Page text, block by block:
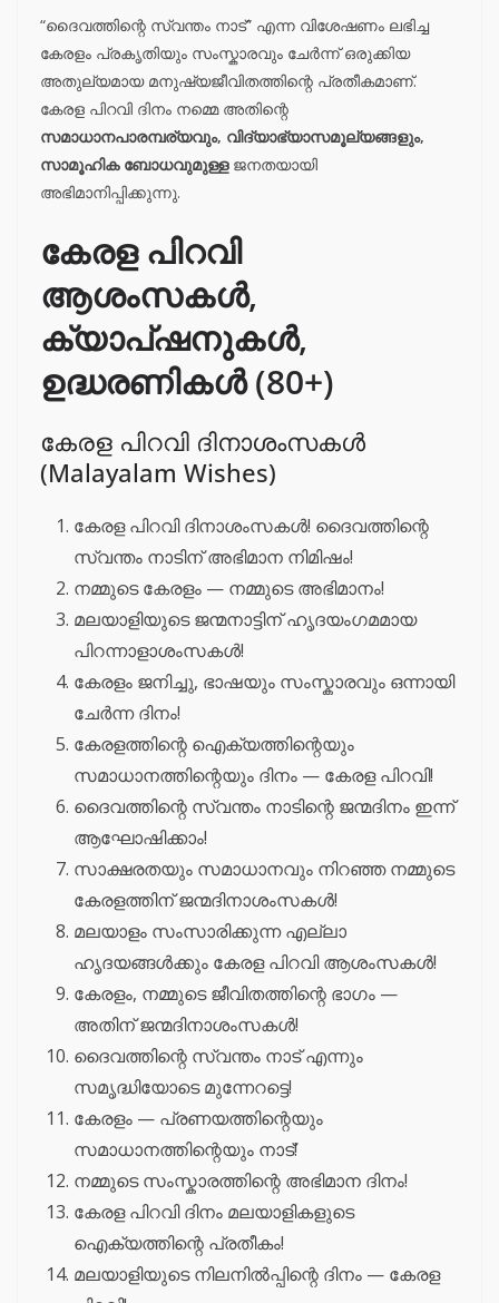
“ദൈവത്തിന്റെ സ്വന്തം നാട്” എന്ന വിശേഷണം ലഭിച്ച
കേരളം പ്രകൃതിയും സംസ്കാരവും ചേർന്ന് ഒരുക്കിയ
അതുല്യമായ മനുഷ്യജീവിതത്തിന്റെ പ്രതീകമാണ്.
കേരള പിറവി ദിനം നമ്മെ അതിന്റെ
സമാധാനപാരമ്പര്യവും, വിദ്യാഭ്യാസമൂല്യങ്ങളും,
സാമൂഹിക ബോധവുമുള്ളജനതയായി
അഭിമാനിപ്പിക്കുന്നു.
കേരള പിറവി
ആശംസകൾ,
ക്യാപ്ഷനുകൾ,
ഉദ്ധരണികൾ (80+)
കേരള പിറവി ദിനാശംസകൾ
(Malayalam Wishes)
കേരള പിറവി ദിനാശംസകൾ! ദൈവത്തിന്റെ
സ്വന്തം നാടിന് അഭിമാന നിമിഷം!
നമ്മുടെ കേരളം — നമ്മുടെ അഭിമാനം!
മലയാളിയുടെ ജന്മനാട്ടിന് ഹൃദയംഗമമായ
പിറന്നാളാശംസകൾ!
കേരളം ജനിച്ചു, ഭാഷയും സംസ്കാരവും ഒന്നായി
ചേർന്ന ദിനം!
കേരളത്തിന്റെ ഐക്യത്തിന്റെയും
സമാധാനത്തിന്റെയും ദിനം — കേരള പിറവി!
ദൈവത്തിന്റെ സ്വന്തം നാടിന്റെ ജന്മദിനം ഇന്ന്
ആഘോഷിക്കാം!
സാക്ഷരതയും സമാധാനവും നിറഞ്ഞ നമ്മുടെ
കേരളത്തിന് ജന്മദിനാശംസകൾ!
മലയാളം സംസാരിക്കുന്ന എല്ലാ
ഹൃദയങ്ങൾക്കും കേരള പിറവി ആശംസകൾ!
കേരളം, നമ്മുടെ ജീവിതത്തിന്റെ ഭാഗം —
അതിന് ജന്മദിനാശംസകൾ!
ദൈവത്തിന്റെ സ്വന്തം നാട് എന്നും
സമൃദ്ധിയോടെ മുന്നേറട്ടെ!
കേരളം — പ്രണയത്തിന്റെയും
സമാധാനത്തിന്റെയും നാട്!
നമ്മുടെ സംസ്കാരത്തിന്റെ അഭിമാന ദിനം!
കേരള പിറവി ദിനം മലയാളികളുടെ
ഐക്യത്തിന്റെ പ്രതീകം!
മലയാളിയുടെ നിലനിൽപ്പിന്റെ ദിനം — കേരള